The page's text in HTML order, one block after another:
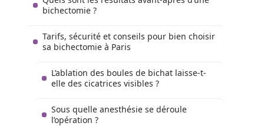
bichectomie ?
Tarifs, sécurité et conseils pour bien choisir
sa bichectomie à Paris
L’ablation des boules de bichat laisse-t-
elle des cicatrices visibles ?
Sous quelle anesthésie se déroule
l’opération ?